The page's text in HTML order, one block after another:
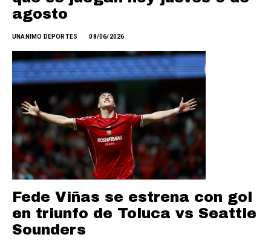
agosto
UNANIMO DEPORTES 08/06/2026
Fede Viñas se estrena con gol
en triunfo de Toluca vs Seattle
Sounders